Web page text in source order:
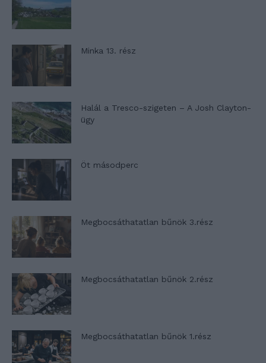
Minka 13. rész
Halál a Tresco-szigeten – A Josh Clayton-
ügy
Öt másodperc
Megbocsáthatatlan bűnök 3.rész
Megbocsáthatatlan bűnök 2.rész
Megbocsáthatatlan bűnök 1.rész